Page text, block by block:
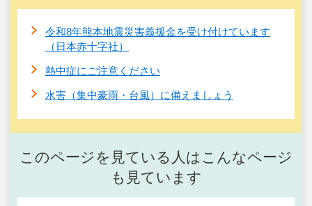
令和8年熊本地震災害義援金を受け付けています
（日本赤十字社）
熱中症にご注意ください
水害（集中豪雨・台風）に備えましょう
このページを見ている人はこんなページ
も見ています